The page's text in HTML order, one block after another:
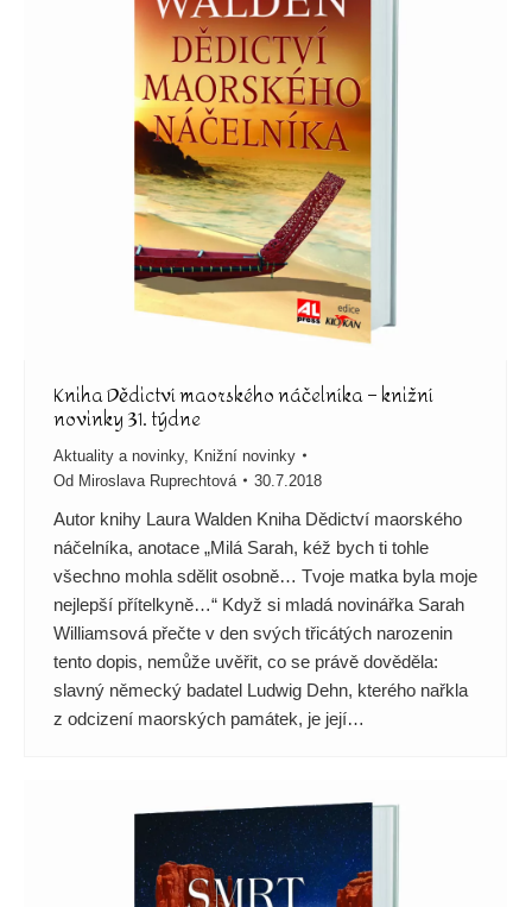
Kniha Dědictví maorského náčelníka – knižní
novinky 31. týdne
Aktuality a novinky, Knižní novinky
Od Miroslava Ruprechtová 30.7.2018
Autor knihy Laura Walden Kniha Dědictví maorského
náčelníka, anotace „Milá Sarah, kéž bych ti tohle
všechno mohla sdělit osobně… Tvoje matka byla moje
nejlepší přítelkyně…“ Když si mladá novinářka Sarah
Williamsová přečte v den svých třicátých narozenin
tento dopis, nemůže uvěřit, co se právě dověděla:
slavný německý badatel Ludwig Dehn, kterého nařkla
z odcizení maorských památek, je její…